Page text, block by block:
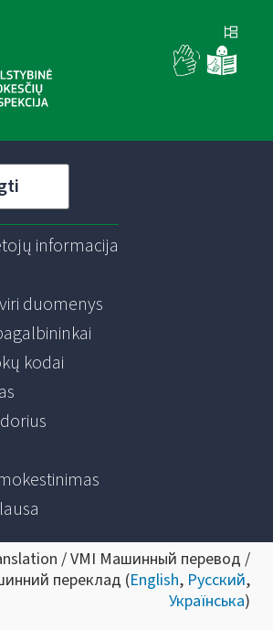
informacija
duomenys
kodai
/ VMI Машинный перевод /
переклад (English, Русский,
Українська)